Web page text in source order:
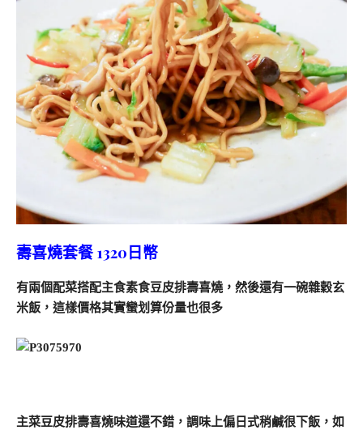
壽喜燒套餐 1320日幣
有兩個配菜搭配主食素食豆皮排壽喜燒，然後還有一碗雜穀玄
米飯，這樣價格其實蠻划算份量也很多
主菜豆皮排壽喜燒味道還不錯，調味上偏日式稍鹹很下飯，如